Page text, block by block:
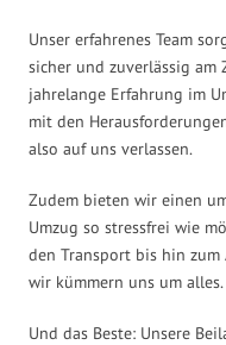
Unser erfahrenes Team
sicher und zuverlässig am
jahrelange Erfahrung im
mit den
also auf uns verlassen.
Zudem bieten wir einen
Umzug so stressfrei wie
den Transport bis hin
wir kümmern uns um alles.
Und das Beste: Unsere